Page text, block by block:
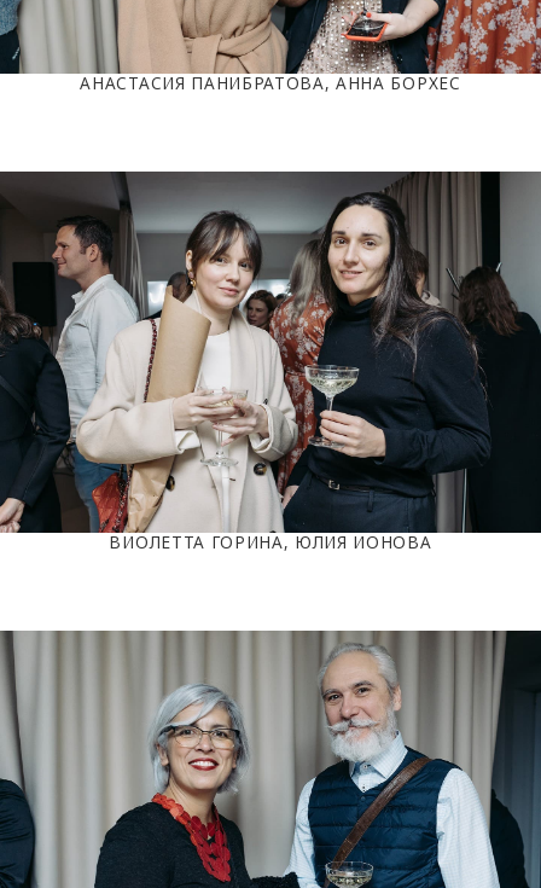
АНАСТАСИЯ ПАНИБРАТОВА, АННА БОРХЕС
ВИОЛЕТТА ГОРИНА, ЮЛИЯ ИОНОВА